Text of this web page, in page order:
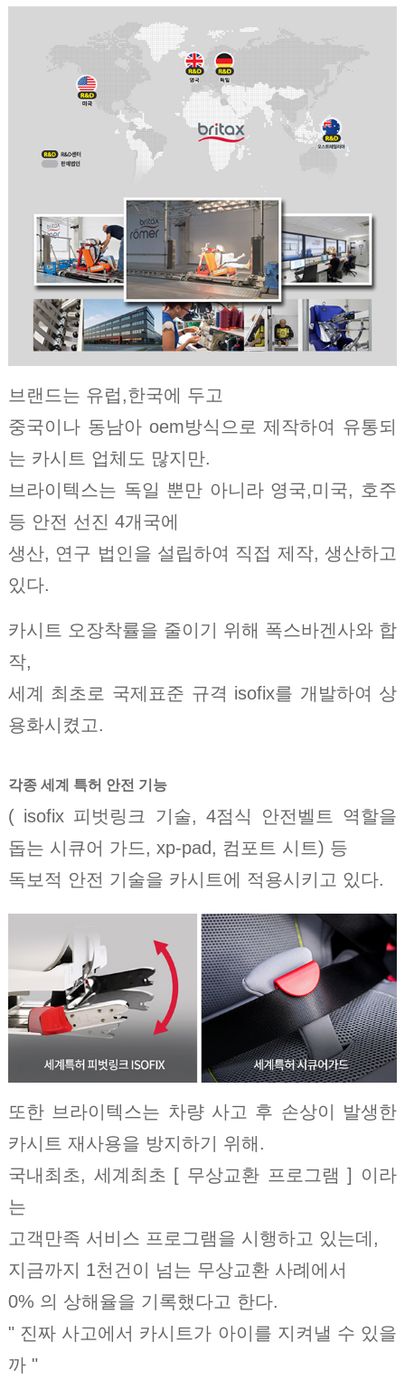
브랜드는 유럽,한국에 두고
중국이나 동남아 oem방식으로 제작하여 유통되
는 카시트 업체도 많지만.
브라이텍스는 독일 뿐만 아니라 영국,미국, 호주
등 안전 선진 4개국에
생산, 연구 법인을 설립하여 직접 제작, 생산하고
있다.
카시트 오장착률을 줄이기 위해 폭스바겐사와 합
작,
세계 최초로 국제표준 규격 isofix를 개발하여 상
용화시켰고.
각종 세계 특허 안전 기능
( isofix 피벗링크 기술, 4점식 안전벨트 역할을
돕는 시큐어 가드, xp-pad, 컴포트 시트) 등
독보적 안전 기술을 카시트에 적용시키고 있다.
또한 브라이텍스는 차량 사고 후 손상이 발생한
카시트 재사용을 방지하기 위해.
국내최초, 세계최초 [ 무상교환 프로그램 ] 이라
는
고객만족 서비스 프로그램을 시행하고 있는데,
지금까지 1천건이 넘는 무상교환 사례에서
0% 의 상해율을 기록했다고 한다.
" 진짜 사고에서 카시트가 아이를 지켜낼 수 있을
까 "